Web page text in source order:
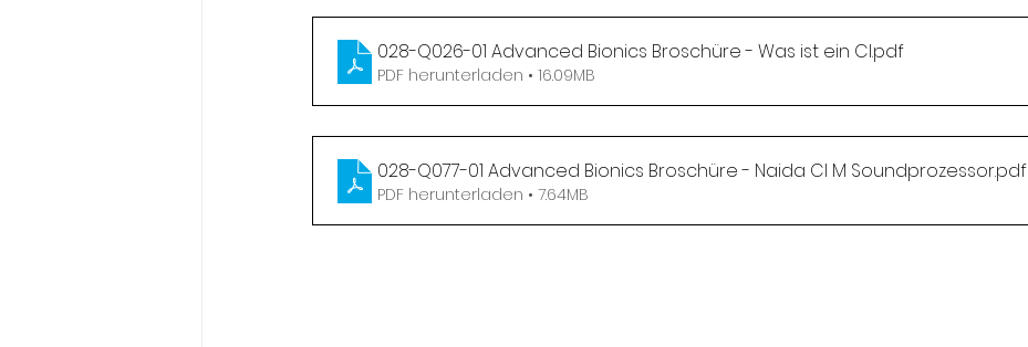
028-Q026-01 Advanced Bionics Broschüre - Was ist ein CI.pdf
PDF herunterladen • 16.09MB
028-Q077-01 Advanced Bionics Broschüre - Naida CI M Soundprozessor.pdf
PDF herunterladen • 7.64MB